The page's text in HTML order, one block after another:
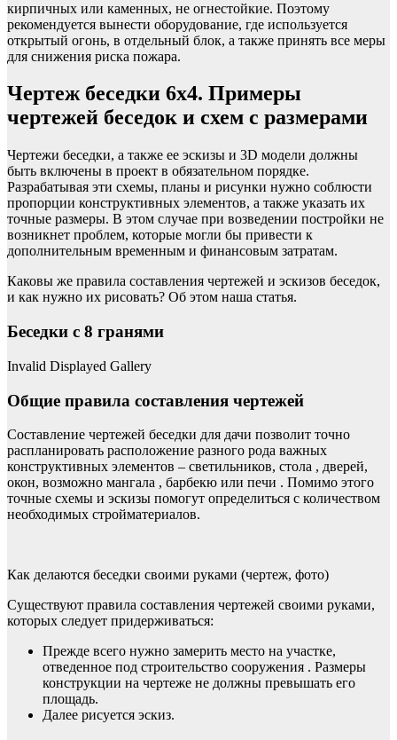
кирпичных или каменных, не огнестойкие. Поэтому
рекомендуется вынести оборудование, где используется
открытый огонь, в отдельный блок, а также принять все меры
для снижения риска пожара.
Чертеж беседки 6х4. Примеры
чертежей беседок и схем с размерами
Чертежи беседки, а также ее эскизы и 3D модели должны
быть включены в проект в обязательном порядке.
Разрабатывая эти схемы, планы и рисунки нужно соблюсти
пропорции конструктивных элементов, а также указать их
точные размеры. В этом случае при возведении постройки не
возникнет проблем, которые могли бы привести к
дополнительным временным и финансовым затратам.
Каковы же правила составления чертежей и эскизов беседок,
и как нужно их рисовать? Об этом наша статья.
Беседки с 8 гранями
Invalid Displayed Gallery
Общие правила составления чертежей
Составление чертежей беседки для дачи позволит точно
распланировать расположение разного рода важных
конструктивных элементов – светильников, стола , дверей,
окон, возможно мангала , барбекю или печи . Помимо этого
точные схемы и эскизы помогут определиться с количеством
необходимых стройматериалов.
Как делаются беседки своими руками (чертеж, фото)
Существуют правила составления чертежей своими руками,
которых следует придерживаться:
Прежде всего нужно замерить место на участке,
отведенное под строительство сооружения . Размеры
конструкции на чертеже не должны превышать его
площадь.
Далее рисуется эскиз.